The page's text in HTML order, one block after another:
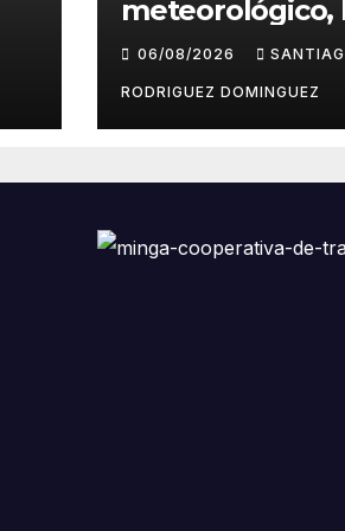
meteorológico,
centrales
suspendieron la
convocatoria
la Ley de
06/08/2026
RODRIGUEZ DOMINGUEZ